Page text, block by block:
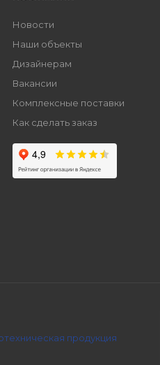
Новости
Наши объекты
Дизайнерам
Вакансии
Комплексные поставки
Как сделать заказ
продукция